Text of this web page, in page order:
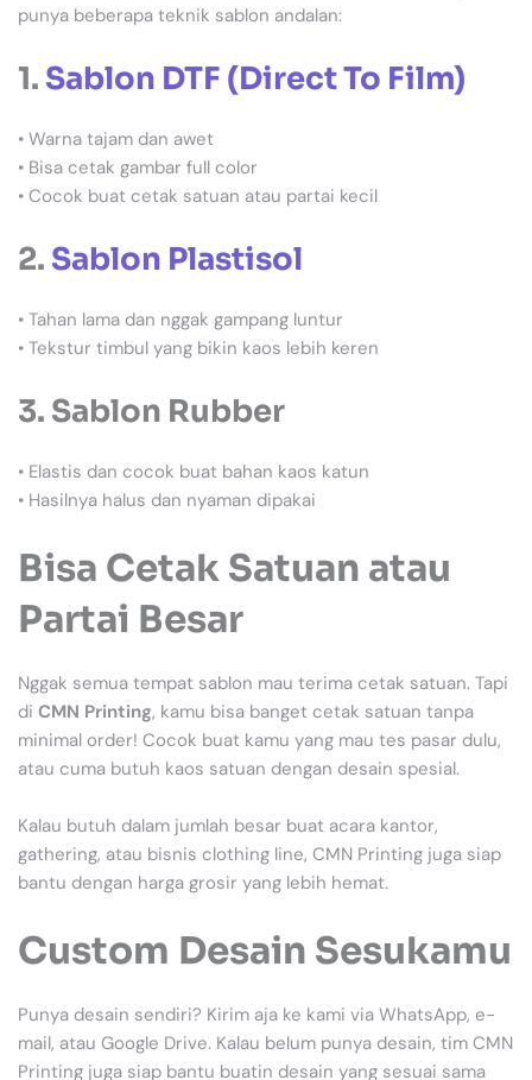
punya beberapa teknik sablon andalan:
1. Sablon DTF (Direct To Film)
• Warna tajam dan awet
• Bisa cetak gambar full color
• Cocok buat cetak satuan atau partai kecil
2. Sablon Plastisol
• Tahan lama dan nggak gampang luntur
• Tekstur timbul yang bikin kaos lebih keren
3. Sablon Rubber
• Elastis dan cocok buat bahan kaos katun
• Hasilnya halus dan nyaman dipakai
Bisa Cetak Satuan atau
Partai Besar
Nggak semua tempat sablon mau terima cetak satuan. Tapi
di CMN Printing, kamu bisa banget cetak satuan tanpa
minimal order! Cocok buat kamu yang mau tes pasar dulu,
atau cuma butuh kaos satuan dengan desain spesial.
Kalau butuh dalam jumlah besar buat acara kantor,
gathering, atau bisnis clothing line, CMN Printing juga siap
bantu dengan harga grosir yang lebih hemat.
Custom Desain Sesukamu
Punya desain sendiri? Kirim aja ke kami via WhatsApp, e-
mail, atau Google Drive. Kalau belum punya desain, tim CMN
Printing juga siap bantu buatin desain yang sesuai sama